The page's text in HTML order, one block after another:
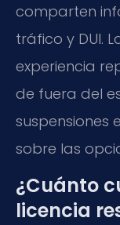
comparten
tráfico y DUI.
experiencia
de fuera del
suspensiones
sobre las
¿Cuánto
licencia